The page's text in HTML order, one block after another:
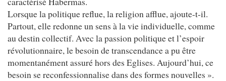
Lorsque la politique reflue, la religion afflue, ajoute-t-il.
Partout, elle redonne un sens à la vie individuelle, comme
au destin collectif. Avec la passion politique et l’espoir
révolutionnaire, le besoin de transcendance a pu être
momentanément assuré hors des Eglises. Aujourd’hui, ce
besoin se reconfessionnalise dans des formes nouvelles ».